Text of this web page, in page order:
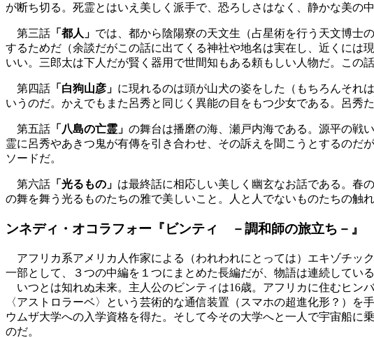
が断ち切る。死霊とはいえ美しく派手で、恐ろしさはなく、静かな美の中
第三話 「都人」 では、都から陰陽寮の天文生（占星術を行う天文博士
するためだ（余談だがこの話に出てくる神社や地名は実在し、近くには
いい。三郎太は下人だが賢く器用で世間知もある頼もしい人物だ。この
第四話 「白狗山彦」 に現れるのは頭が山犬の姿をした（もちろんそれ
いうのだ。かえでもまた呂秀と同じく異能の目をもつ少女である。呂秀
第五話 「八島の亡霊」 の舞台は播磨の海、瀬戸内海である。源平の戦
霊に呂秀やあきつ鬼が有傳を引き合わせ、その訴えを聞こうとするの
ソードだ。
第六話 「光るもの」 は最終話に相応しい美しく幽玄なお話である。春
の舞を舞う光るものたちの雅で美しいこと。人と人でないものたちの触
ンネディ・オコラフォー『ビンティ －調和師の旅立ち－
アフリカ系アメリカ人作家による（われわれにとっては）エキゾチッ
一部として、３つの中編を１つにまとめた長編だが、物語は連続してい
いつとは知れぬ未来。主人公のビンティは16歳。アフリカに住むヒン
〈アストロラーベ〉という芸術的な通信装置（スマホの超進化形？）
ウムザ大学への入学資格を得た。そして今その大学へと一人で宇宙船
のだ。